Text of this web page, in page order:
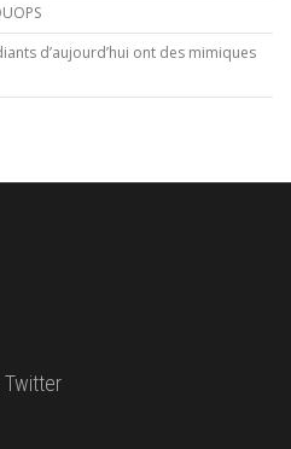
d’aujourd’hui ont des mimiques